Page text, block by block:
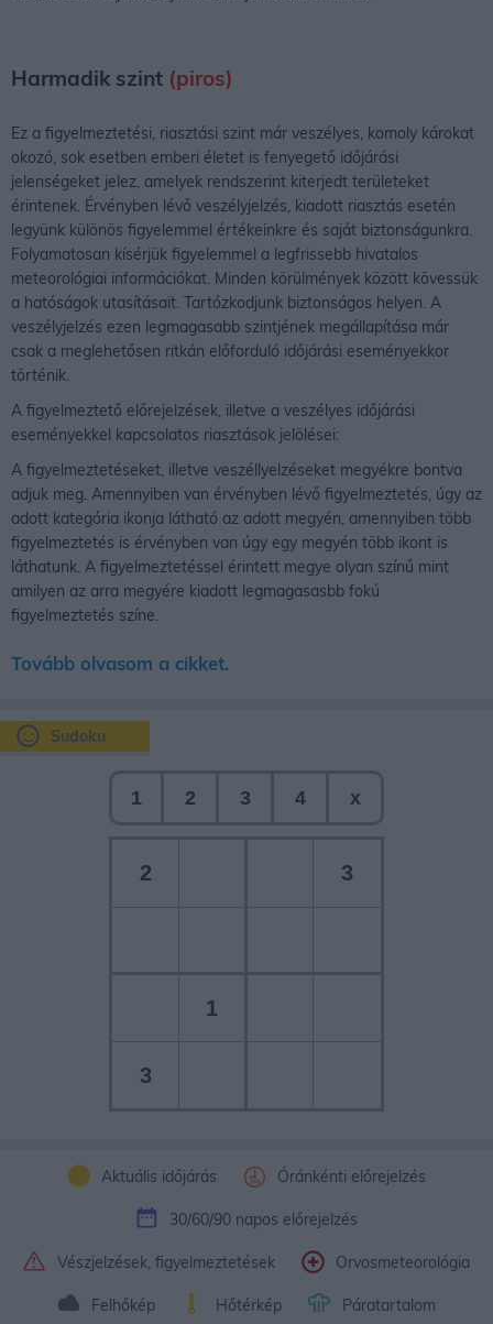
Aktuális időjárás Óránkénti előrejelzés
30/60/90 napos előrejelzés
Vészjelzések, figyelmeztetések Orvosmeteorológia
Felhőkép Hőtérkép Páratartalom
Sudoku
1 2 3 4 x
2 3
1
3
Harmadik szint (piros)
Ez a figyelmeztetési, riasztási szint már veszélyes, komoly károkat
okozó, sok esetben emberi életet is fenyegető időjárási
jelenségeket jelez, amelyek rendszerint kiterjedt területeket
érintenek. Érvényben lévő veszélyjelzés, kiadott riasztás esetén
legyünk különös figyelemmel értékeinkre és saját biztonságunkra.
Folyamatosan kísérjük figyelemmel a legfrissebb hivatalos
meteorológiai információkat. Minden körülmények között kövessük
a hatóságok utasításait. Tartózkodjunk biztonságos helyen. A
veszélyjelzés ezen legmagasabb szintjének megállapítása már
csak a meglehetősen ritkán előforduló időjárási eseményekkor
történik.
A figyelmeztető előrejelzések, illetve a veszélyes időjárási
eseményekkel kapcsolatos riasztások jelölései:
A figyelmeztetéseket, illetve veszéllyelzéseket megyékre bontva
adjuk meg. Amennyiben van érvényben lévő figyelmeztetés, úgy az
adott kategória ikonja látható az adott megyén, amennyiben több
figyelmeztetés is érvényben van úgy egy megyén több ikont is
láthatunk. A figyelmeztetéssel érintett megye olyan színű mint
amilyen az arra megyére kiadott legmagasasbb fokú
figyelmeztetés színe.
Tovább olvasom a cikket.